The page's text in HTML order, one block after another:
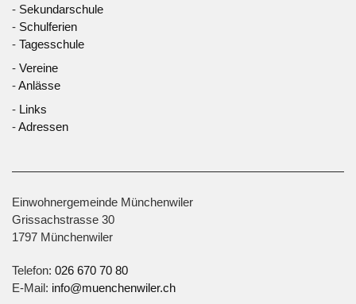
- Sekundarschule
- Schulferien
- Tagesschule
- Vereine
-Anlässe
- Links
-Adressen
Einwohnergemeinde Münchenwiler
Grissachstrasse 30
1797 Münchenwiler
Telefon: 026 670 70 80
E-Mail: info@muenchenwiler.ch